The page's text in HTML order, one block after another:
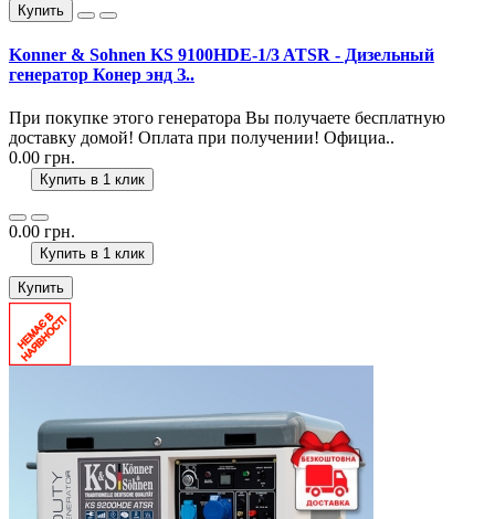
Купить
Konner & Sohnen KS 9100HDE-1/3 ATSR - Дизельный
генератор Конер энд З..
При покупке этого генератора Вы получаете бесплатную
доставку домой! Оплата при получении! Официа..
0.00 грн.
Купить в 1 клик
0.00 грн.
Купить в 1 клик
Купить